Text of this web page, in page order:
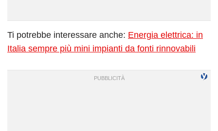
Ti potrebbe interessare anche: Energia elettrica: in
Italia sempre più mini impianti da fonti rinnovabili